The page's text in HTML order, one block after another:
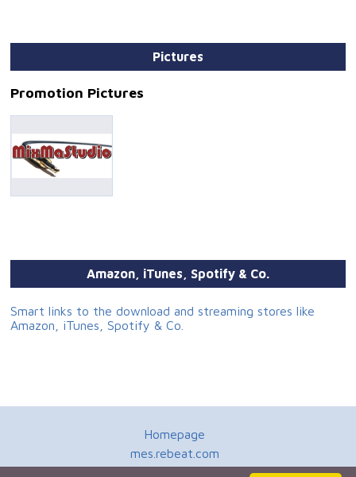
Men också vi vet att ej många kan få,
ha det som vi men ska leva ändå,
där bomber kreverat och släckt deras ljus.
o sänk över jorden, julens frid,
Pictures
Promotion Pictures
Amazon, iTunes, Spotify & Co.
Smart links to the download and streaming stores like
Amazon, iTunes, Spotify & Co.
Homepage
mes.rebeat.com